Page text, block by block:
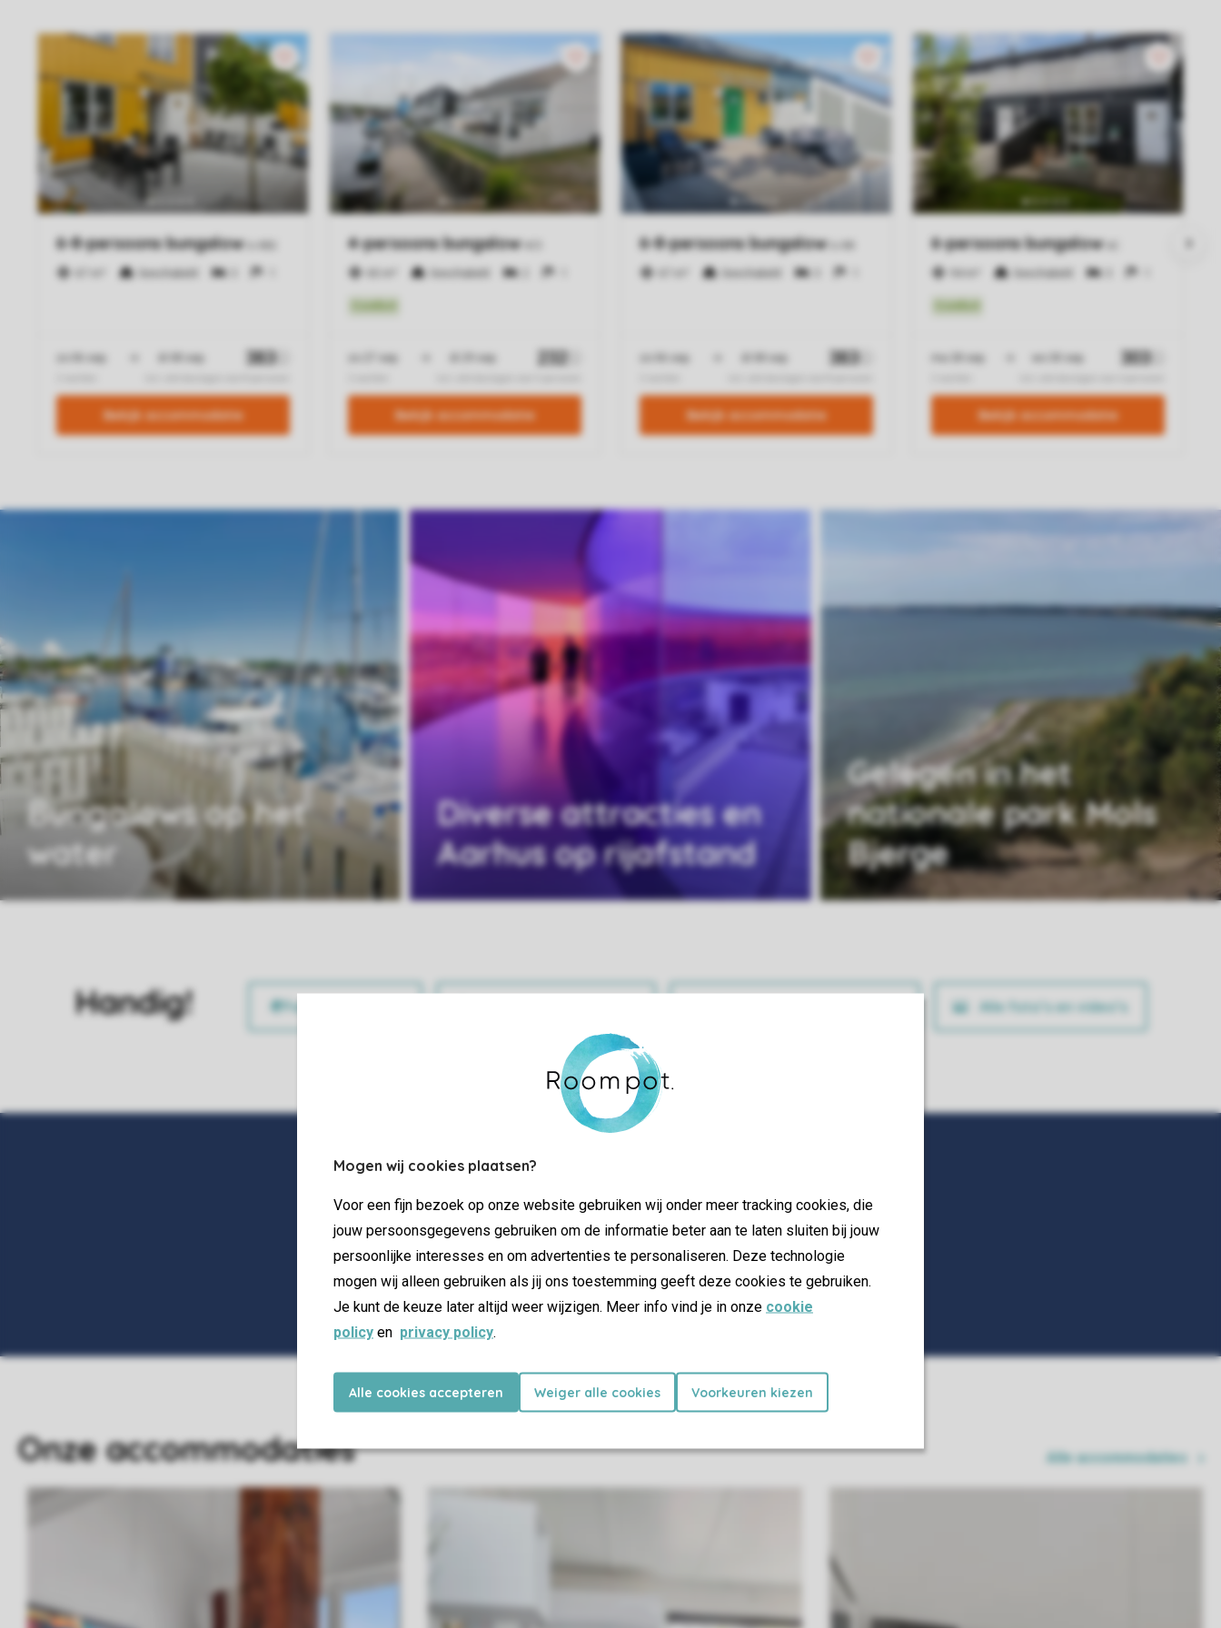
Mogen wij cookies plaatsen?
Voor een fijn bezoek op onze website gebruiken wij onder meer tracking cookies, die
jouw persoonsgegevens gebruiken om de informatie beter aan te laten sluiten bij jouw
persoonlijke interesses en om advertenties te personaliseren. Deze technologie
mogen wij alleen gebruiken als jij ons toestemming geeft deze cookies te gebruiken.
Je kunt de keuze later altijd weer wijzigen. Meer info vind je in onze cookie
policy en privacy policy.
Alle cookies accepteren Weiger alle cookies Voorkeuren kiezen
Bungalows op het
water
Diverse attracties en
Aarhus op rijafstand
Gelegen in het
nationale park Mols
Bjerge
Handig! Alle foto’s en video’s
Onze accommodaties Alle accommodaties